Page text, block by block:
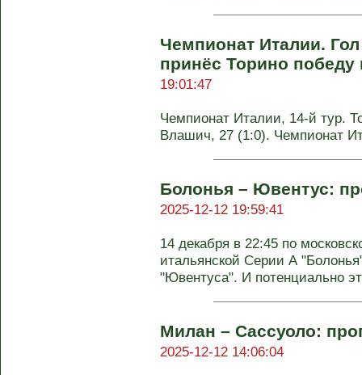
Чемпионат Италии.
принёс Торино
19:01:47
Чемпионат Италии, 14-й тур.
Влашич, 27 (1:0). Чемпионат
Болонья – Ювентус:
2025-12-12 19:59:41
14 декабря в 22:45 по
итальянской Серии А
"Ювентуса". И потенциально
Милан – Сассуоло:
2025-12-12 14:06:04